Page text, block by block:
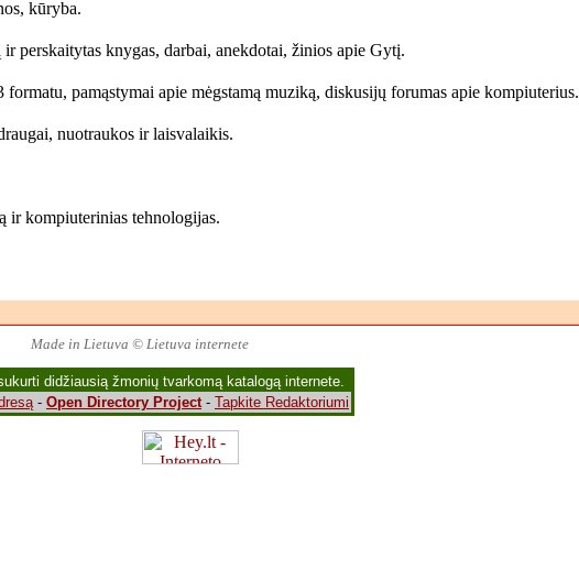
kūryba.
perskaitytas knygas, darbai, anekdotai, žinios apie Gytį.
pamąstymai apie mėgstamą muziką, diskusijų forumas apie kompiuterius.
nuotraukos ir laisvalaikis.
ir kompiuterinias tehnologijas.
Made in Lietuva © Lietuva internete
didžiausią žmonių tvarkomą katalogą internete.
- Open Directory Project - Tapkite Redaktoriumi